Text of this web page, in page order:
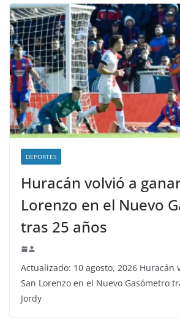
DEPORTES
Huracán volvió a
Lorenzo en el Nuevo
tras 25 años
Actualizado: 10 agosto, 2026 Huracán
San Lorenzo en el Nuevo Gasómetro
Jordy